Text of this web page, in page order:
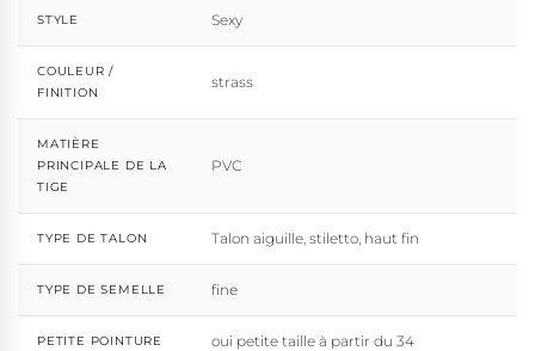
STYLE Sexy
COULEUR /
FINITION
strass
MATIÈRE
PRINCIPALE DE LA
TIGE
PVC
TYPE DE TALON Talon aiguille, stiletto, haut fin
TYPE DE SEMELLE fine
PETITE POINTURE oui petite taille à partir du 34